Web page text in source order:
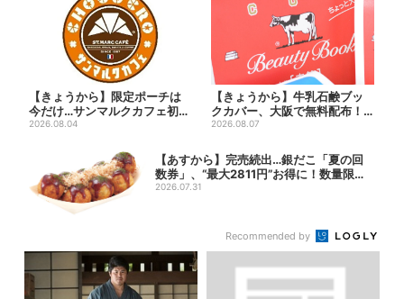
【きょうから】限定ポーチは
今だけ…サンマルクカフェ初の
「夏福袋」、実質無料でレア...
2026.08.04
【きょうから】牛乳石鹸ブッ
クカバー、大阪で無料配布！
先着1000名に「牛のカー...
2026.08.07
【あすから】完売続出…銀だこ「夏の回
数券」、“最大2811円”お得に！数量限定
で
2026.07.31
Recommended by